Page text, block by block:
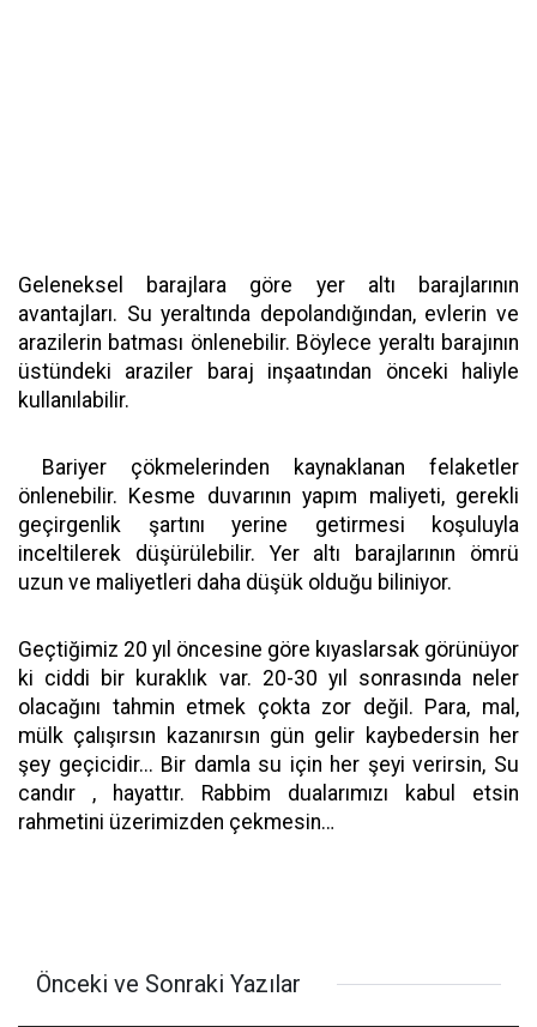
Geleneksel barajlara göre yer altı barajlarının
avantajları. Su yeraltında depolandığından, evlerin ve
arazilerin batması önlenebilir. Böylece yeraltı barajının
üstündeki araziler baraj inşaatından önceki haliyle
kullanılabilir.
Bariyer çökmelerinden kaynaklanan felaketler
önlenebilir. Kesme duvarının yapım maliyeti, gerekli
geçirgenlik şartını yerine getirmesi koşuluyla
inceltilerek düşürülebilir. Yer altı barajlarının ömrü
uzun ve maliyetleri daha düşük olduğu biliniyor.
Geçtiğimiz 20 yıl öncesine göre kıyaslarsak görünüyor
ki ciddi bir kuraklık var. 20-30 yıl sonrasında neler
olacağını tahmin etmek çokta zor değil. Para, mal,
mülk çalışırsın kazanırsın gün gelir kaybedersin her
şey geçicidir... Bir damla su için her şeyi verirsin, Su
candır , hayattır. Rabbim dualarımızı kabul etsin
rahmetini üzerimizden çekmesin…
Önceki ve Sonraki Yazılar